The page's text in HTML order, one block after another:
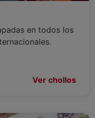
en todos los
Ver chollos